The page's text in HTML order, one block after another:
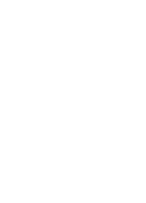
bringst deine
wieder bereit
Dampfbad und Co.